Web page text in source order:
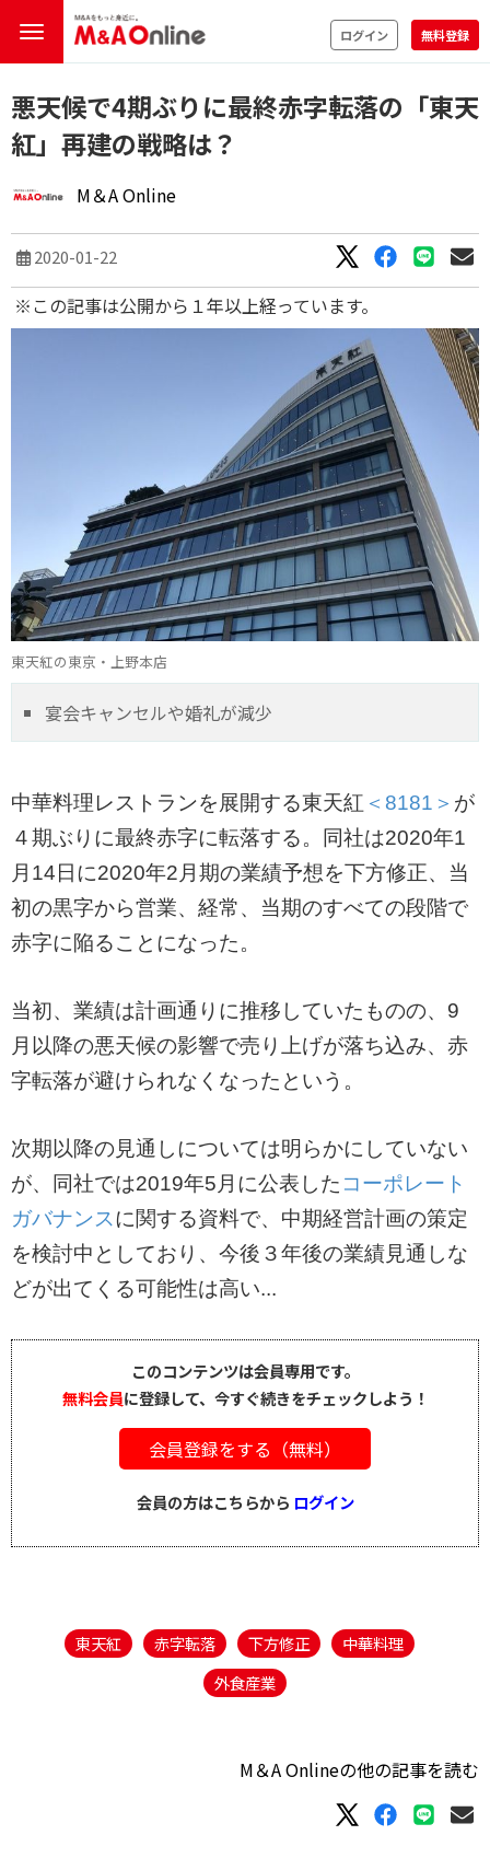
ログイン 無料登録
悪天候で4期ぶりに最終赤字転落の「東天
紅」再建の戦略は？
M＆A Online
2020-01-22
※この記事は公開から１年以上経っています。
東天紅の東京・上野本店
宴会キャンセルや婚礼が減少
中華料理レストランを展開する東天紅 ＜8181＞ が
４期ぶりに最終赤字に転落する。同社は2020年1
月14日に2020年2月期の業績予想を下方修正、当
初の黒字から営業、経常、当期のすべての段階で
赤字に陥ることになった。
当初、業績は計画通りに推移していたものの、9
月以降の悪天候の影響で売り上げが落ち込み、赤
字転落が避けられなくなったという。
次期以降の見通しについては明らかにしていない
が、同社では2019年5月に公表した コーポレート
ガバナンスに関する資料で、中期経営計画の策定
を検討中としており、今後３年後の業績見通しな
どが出てくる可能性は高い...
このコンテンツは会員専用です。
無料会員に登録して、今すぐ続きをチェックしよう！
会員登録をする（無料）
会員の方はこちらから ログイン
東天紅 赤字転落 下方修正
中華料理
外食産業
M＆A Onlineの他の記事を読む